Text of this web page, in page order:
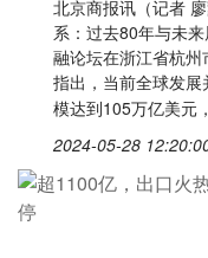
北京商报讯（记者
系：过去80年与未
融论坛在浙江省杭
指出，当前全球发
模达到105万亿美元
2024-05-28